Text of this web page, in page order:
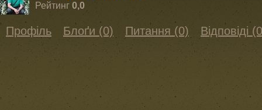
Рейтинг 0,0
Профіль Блоґи (0) Питання (0) Відповіді